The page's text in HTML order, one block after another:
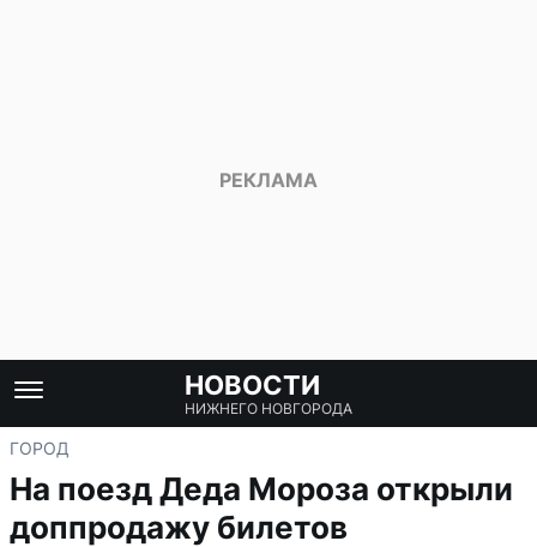
НОВОСТИ
НИЖНЕГО НОВГОРОДА
ГОРОД
На поезд Деда Мороза открыли
доппродажу билетов